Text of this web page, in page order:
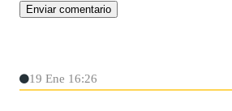
19 Ene 16:26